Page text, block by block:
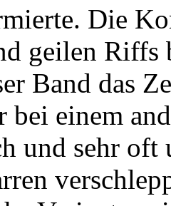
Die
geilen
Band das
einem
und sehr oft